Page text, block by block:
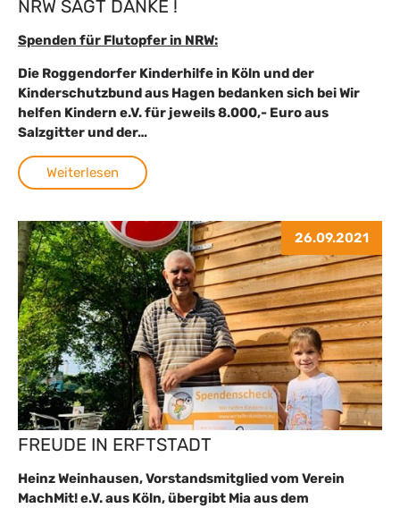
NRW SAGT DANKE !
Spenden für Flutopfer in NRW:
Die Roggendorfer Kinderhilfe in Köln und der
Kinderschutzbund aus Hagen bedanken sich bei Wir
helfen Kindern e.V. für jeweils 8.000,- Euro aus
Salzgitter und der…
Weiterlesen
26.09.2021
FREUDE IN ERFTSTADT
Heinz Weinhausen, Vorstandsmitglied vom Verein
MachMit! e.V. aus Köln, übergibt Mia aus dem